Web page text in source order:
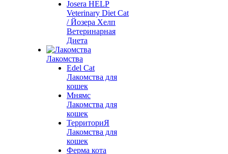
Josera HELP
Veterinary Diet Cat
/ Йозера Хелп
Ветеринарная
Диета
Лакомства
Edel Cat
Лакомства для
кошек
Мнямс
Лакомства для
кошек
ТерриториЯ
Лакомства для
кошек
Ферма кота